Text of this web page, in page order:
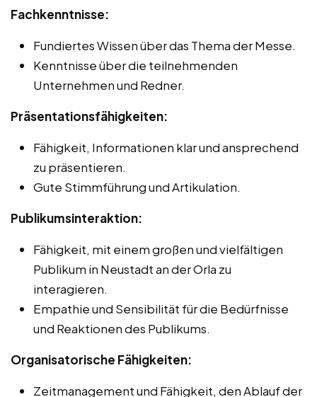
Fachkenntnisse:
Fundiertes Wissen über das Thema der Messe.
Kenntnisse über die teilnehmenden
Unternehmen und Redner.
Präsentationsfähigkeiten:
Fähigkeit, Informationen klar und ansprechend
zu präsentieren.
Gute Stimmführung und Artikulation.
Publikumsinteraktion:
Fähigkeit, mit einem großen und vielfältigen
Publikum in Neustadt an der Orla zu
interagieren.
Empathie und Sensibilität für die Bedürfnisse
und Reaktionen des Publikums.
Organisatorische Fähigkeiten:
Zeitmanagement und Fähigkeit, den Ablauf der